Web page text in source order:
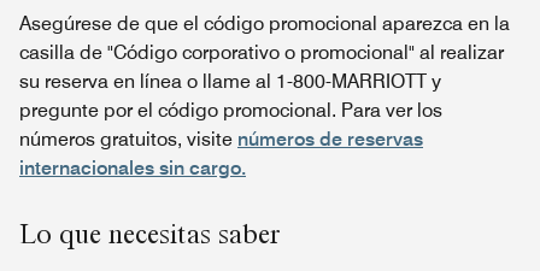
Asegúrese de que el código promocional aparezca en la
casilla de "Código corporativo o promocional" al realizar
su reserva en línea o llame al 1-800-MARRIOTT y
pregunte por el código promocional. Para ver los
números gratuitos, visite números de reservas
internacionales sin cargo.
Lo que necesitas saber